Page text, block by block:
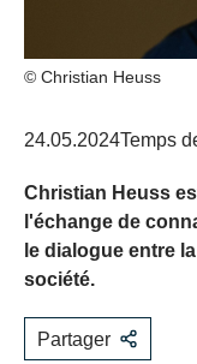
© Christian Heuss
24.05.2024Temps
Christian Heuss
l'échange de
le dialogue entre
société.
Partager